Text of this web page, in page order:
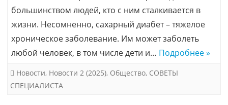
большинством людей, кто с ним сталкивается в
жизни. Несомненно, сахарный диабет – тяжелое
хроническое заболевание. Им может заболеть
любой человек, в том числе дети и… Подробнее »
Новости, Новости 2 (2025), Общество, СОВЕТЫ
СПЕЦИАЛИСТА